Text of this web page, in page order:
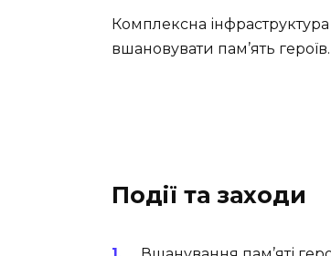
Комплексна
вшановувати пам’ять героїв.
Події та заходи